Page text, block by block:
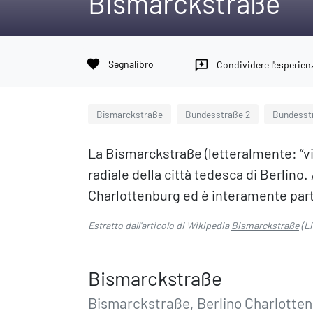
favorite Segnalibro reviews Condividere
Bismarckstraße Bundesstraße 2
La Bismarckstraße (letteralmente:
radiale della città tedesca di
Charlottenburg ed è interamente
Estratto dall'articolo di WikipediaBismarckstraße
Bismarckstraße
Bismarckstraße, Berlino